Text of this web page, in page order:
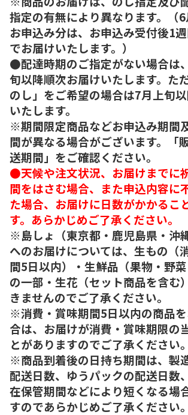
指定の有無により異なります。（
お申込み分は、お申込み受付後1
でお届けいたします。）
●配達時期のご指定がない場合は
旬以降順次お届けいたします。た
のし」をご希望の場合は7月上旬
いたします。
※期間限定商品などお申込み期間
間が異なる場合がございます。「
送期間」をご確認ください。
●天候や注文状況、お届けまでに
間をはさむ場合、また申込内容に
た場合、お届けに日数がかかるこ
す。あらかじめご了承ください。
※島しょ（東京都・鹿児島県・沖
へのお届けについては、生もの（
間5日以内）・生鮮品（果物・野菜
の一部・生花（セット商品を含む
きませんのでご了承ください。
※消費・賞味期間5日以内の商品
合は、お届けが消費・賞味期限の
とがありますのでご了承ください。
※商品到着後の日持ち期間は、製
配送日数、ゆうパックの配送日数
在保管期間などにより短くなる場
すのであらかじめご了承ください。